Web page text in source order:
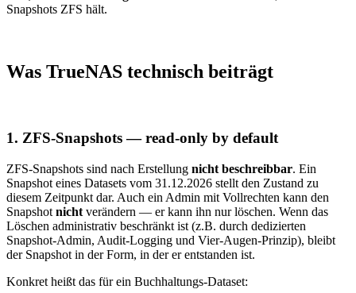
Snapshots ZFS hält.
Was TrueNAS technisch beiträgt
1. ZFS-Snapshots — read-only by default
ZFS-Snapshots sind nach Erstellung nicht beschreibbar. Ein
Snapshot eines Datasets vom 31.12.2026 stellt den Zustand zu
diesem Zeitpunkt dar. Auch ein Admin mit Vollrechten kann den
Snapshot nicht verändern — er kann ihn nur löschen. Wenn das
Löschen administrativ beschränkt ist (z.B. durch dedizierten
Snapshot-Admin, Audit-Logging und Vier-Augen-Prinzip), bleibt
der Snapshot in der Form, in der er entstanden ist.
Konkret heißt das für ein Buchhaltungs-Dataset: